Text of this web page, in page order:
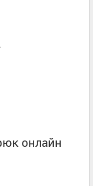
онлайн